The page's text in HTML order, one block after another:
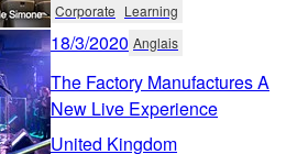
Corporate Learning
18/3/2020 Anglais
The Factory Manufactures A
New Live Experience
United Kingdom